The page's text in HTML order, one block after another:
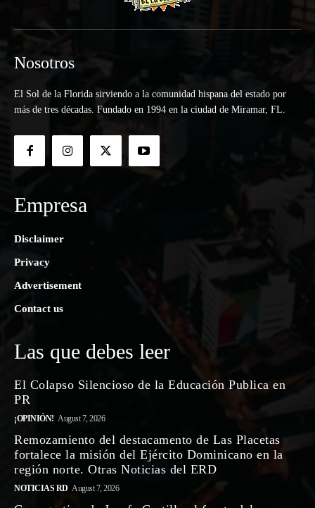
Nosotros
El Sol de la Florida sirviendo a la comunidad hispana del estado por
más de tres décadas. Fundado en 1994 en la ciudad de Miramar, FL.
Empresa
Disclaimer
Privacy
Advertisement
Contact us
Las que debes leer
El Colapso Silencioso de la Educación Publica en
PR
¡OPINIÓN! August 7, 2026
Remozamiento del destacamento de Las Placetas
fortalece la misión del Ejército Dominicano en la
región norte. Otras Noticias del ERD
NOTICIAS RD August 7, 2026